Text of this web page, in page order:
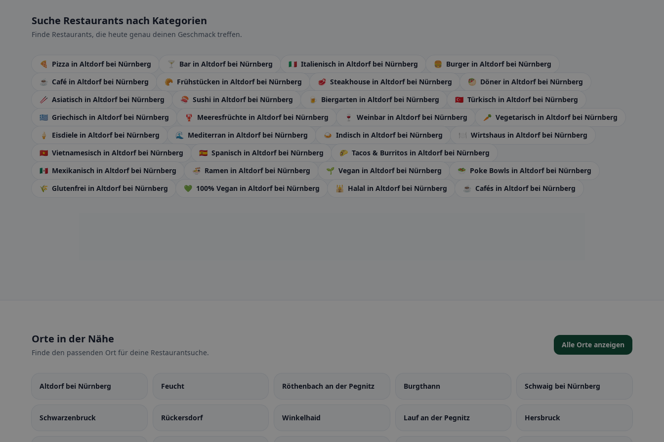
Suche Restaurants nach Kategorien
Finde Restaurants, die heute genau deinen Geschmack treffen.
🍕 Pizza in Altdorf bei Nürnberg 🍸 Bar in Altdorf bei Nürnberg 🇮🇹 Italienisch in Altdorf bei Nürnberg 🍔 Burger in Altdorf bei Nürnberg
☕ Café in Altdorf bei Nürnberg 🥐 Frühstücken in Altdorf bei Nürnberg 🥩 Steakhouse in Altdorf bei Nürnberg 🥙 Döner in Altdorf bei Nürnberg
🥢 Asiatisch in Altdorf bei Nürnberg 🍣 Sushi in Altdorf bei Nürnberg 🍺 Biergarten in Altdorf bei Nürnberg 🇹🇷 Türkisch in Altdorf bei Nürnberg
🇬🇷 Griechisch in Altdorf bei Nürnberg 🦞 Meeresfrüchte in Altdorf bei Nürnberg 🍷 Weinbar in Altdorf bei Nürnberg 🥕 Vegetarisch in Altdorf bei Nürnberg
🍦
Eisdiele in Altdorf bei Nürnberg 🌊 Mediterran in Altdorf bei Nürnberg 🍛 Indisch in Altdorf bei Nürnberg 🍽️ Wirtshaus in Altdorf bei Nürnberg
🇻🇳 Vietnamesisch in Altdorf bei Nürnberg 🇪🇸 Spanisch in Altdorf bei Nürnberg 🌮 Tacos & Burritos in Altdorf bei Nürnberg
🇲🇽 Mexikanisch in Altdorf bei Nürnberg 🍜 Ramen in Altdorf bei Nürnberg 🌱 Vegan in Altdorf bei Nürnberg 🥗 Poke Bowls in Altdorf bei Nürnberg
🌾 Glutenfrei in Altdorf bei Nürnberg 💚 100% Vegan in Altdorf bei Nürnberg 🕌 Halal in Altdorf bei Nürnberg ☕ Cafés in Altdorf bei Nürnberg
Orte in der Nähe
Finde den passenden Ort für deine Restaurantsuche.
Alle Orte anzeigen
Altdorf bei Nürnberg Feucht Röthenbach an der Pegnitz Burgthann Schwaig bei Nürnberg
Schwarzenbruck Rückersdorf Winkelhaid Lauf an der Pegnitz Hersbruck